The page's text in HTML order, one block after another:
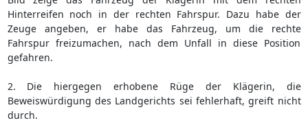
Hinterreifen noch in der rechten Fahrspur. Dazu habe der
Zeuge angeben, er habe das Fahrzeug, um die rechte
Fahrspur freizumachen, nach dem Unfall in diese Position
gefahren.
2. Die hiergegen erhobene Rüge der Klägerin, die
Beweiswürdigung des Landgerichts sei fehlerhaft, greift nicht
durch.